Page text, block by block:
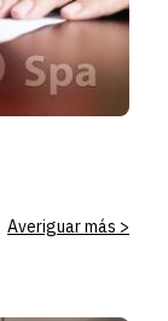
Averiguar más >